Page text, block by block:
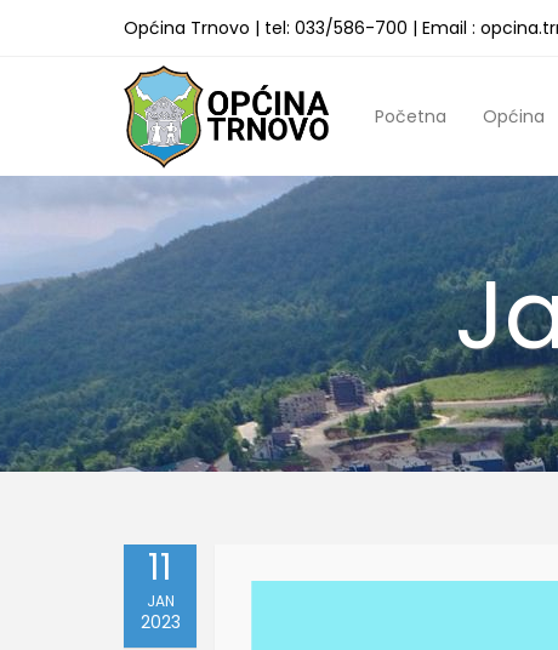
Općina Trnovo | tel: 033/586-700 | Email :
Početna Općina
11
JAN
2023